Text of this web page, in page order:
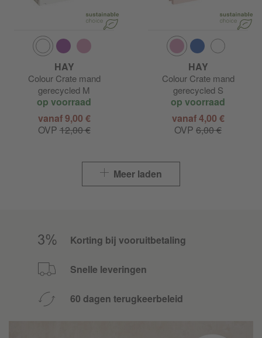
HAY
Colour Crate mand
gerecycled M
op voorraad
vanaf 9,00 €
OVP12,00 €
HAY
Colour Crate mand
gerecycled S
op voorraad
vanaf 4,00 €
OVP 6,00 €
Meer laden
Korting bij vooruitbetaling
Snelle leveringen
60 dagen terugkeerbeleid